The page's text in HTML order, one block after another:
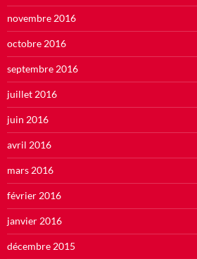
novembre 2016
octobre 2016
septembre 2016
juillet 2016
juin 2016
avril 2016
mars 2016
février 2016
janvier 2016
décembre 2015